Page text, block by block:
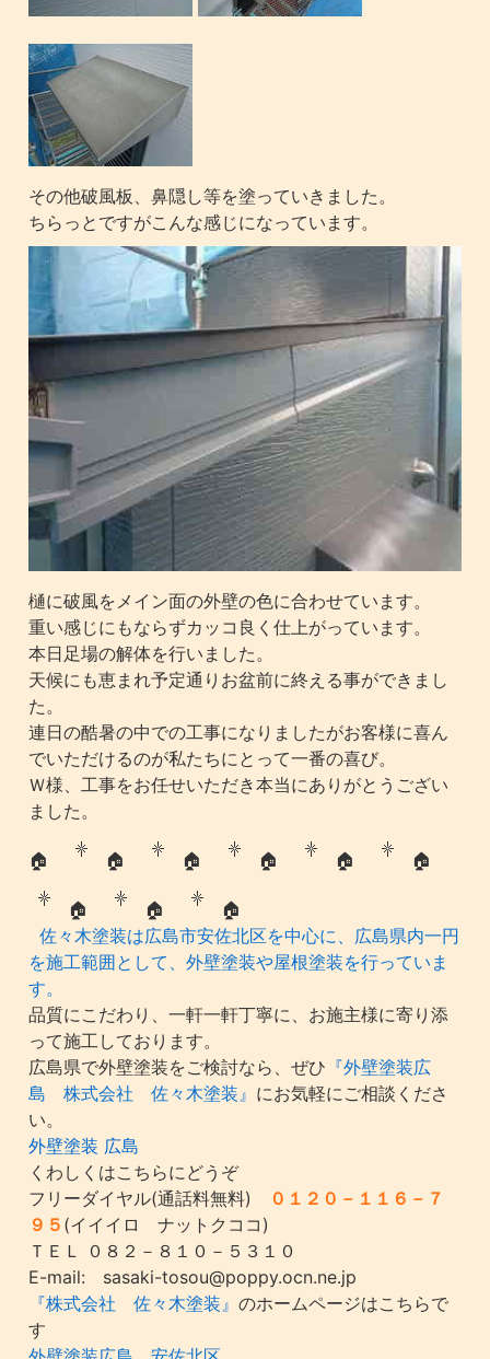
その他破風板、鼻隠し等を塗っていきました。
ちらっとですがこんな感じになっています。
樋に破風をメイン面の外壁の色に合わせています。
重い感じにもならずカッコ良く仕上がっています。
本日足場の解体を行いました。
天候にも恵まれ予定通りお盆前に終える事ができまし
た。
連日の酷暑の中での工事になりましたがお客様に喜ん
でいただけるのが私たちにとって一番の喜び。
Ｗ様、工事をお任せいただき本当にありがとうござい
ました。
🏠 🏠 🏠 🏠 🏠 🏠
🏠 🏠
🏠
佐々木塗装は広島市安佐北区を中心に、広島県内一円
を施工範囲として、外壁塗装や屋根塗装を行っていま
す。
品質にこだわり、一軒一軒丁寧に、お施主様に寄り添
って施工しております。
広島県で外壁塗装をご検討なら、ぜひ 『外壁塗装広
島 株式会社 佐々木塗装』 にお気軽にご相談くださ
い。
外壁塗装 広島
くわしくはこちらにどうぞ
フリーダイヤル(通話料無料)
０１２０－１１６－７
９５ (イイイロ ナットクココ)
ＴＥＬ ０８２－８１０－５３１０
E-mail: sasaki-tosou@poppy.ocn.ne.jp
『株式会社 佐々木塗装』のホームページはこちらで
す